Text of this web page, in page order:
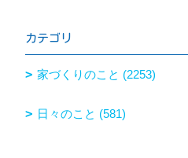
カテゴリ
家づくりのこと (2253)
日々のこと (581)